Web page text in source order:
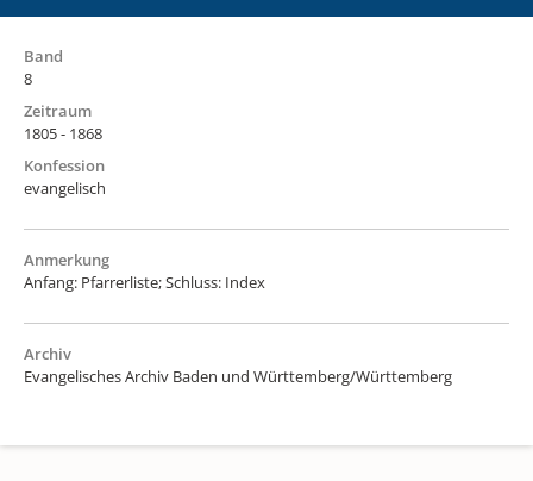
Band
8
Zeitraum
1805 - 1868
Konfession
evangelisch
Anmerkung
Anfang: Pfarrerliste; Schluss: Index
Archiv
Evangelisches Archiv Baden und Württemberg/Württemberg